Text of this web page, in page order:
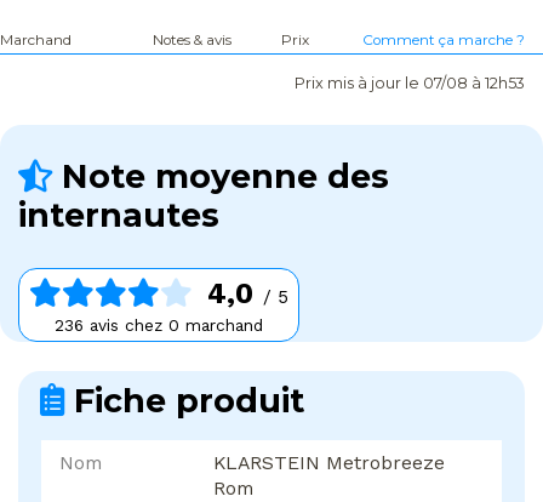
Marchand Notes & avis Prix Comment ça marche ?
Prix mis à jour le 07/08 à 12h53
Note moyenne des
internautes
4,0 / 5
236 avis chez 0 marchand
Fiche produit
Nom
KLARSTEIN Metrobreeze
Rom